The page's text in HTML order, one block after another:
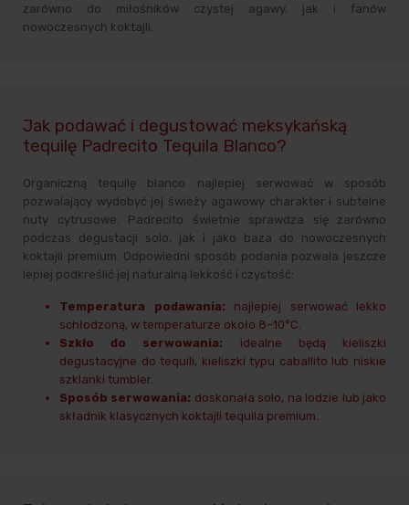
zarówno do miłośników czystej agawy, jak i fanów
nowoczesnych koktajli.
Jak podawać i degustować meksykańską
tequilę Padrecito Tequila Blanco?
Organiczną tequilę blanco najlepiej serwować w sposób
pozwalający wydobyć jej świeży agawowy charakter i subtelne
nuty cytrusowe. Padrecito świetnie sprawdza się zarówno
podczas degustacji solo, jak i jako baza do nowoczesnych
koktajli premium. Odpowiedni sposób podania pozwala jeszcze
lepiej podkreślić jej naturalną lekkość i czystość:
Temperatura podawania: najlepiej serwować lekko
schłodzoną, w temperaturze około 8–10°C.
Szkło do serwowania: idealne będą kieliszki
degustacyjne do tequili, kieliszki typu caballito lub niskie
szklanki tumbler.
Sposób serwowania: doskonała solo, na lodzie lub jako
składnik klasycznych koktajli tequila premium.